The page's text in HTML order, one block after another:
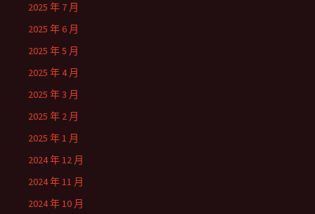
2025 年 7 月
2025 年 6 月
2025 年 5 月
2025 年 4 月
2025 年 3 月
2025 年 2 月
2025 年 1 月
2024 年 12 月
2024 年 11 月
2024 年 10 月